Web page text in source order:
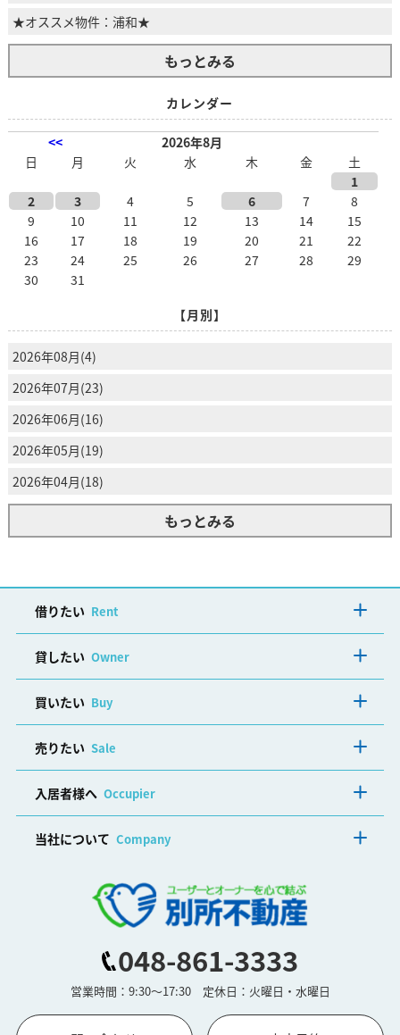
★オススメ物件：浦和★
もっとみる
カレンダー
<<
2026年8月
日
月 火 水 木 金
土
1
2
3 4 5 6 7
8
9
10 11 12 13 14
15
16
17 18 19 20 21
22
23
24 25 26 27 28
29
30
31
【月別】
2026年08月(4)
2026年07月(23)
2026年06月(16)
2026年05月(19)
2026年04月(18)
もっとみる
借りたい Rent
貸したい Owner
買いたい Buy
売りたい Sale
入居者様へ Occupier
当社について Company
048-861-3333
営業時間：9:30～17:30 定休日：火曜日・水曜日